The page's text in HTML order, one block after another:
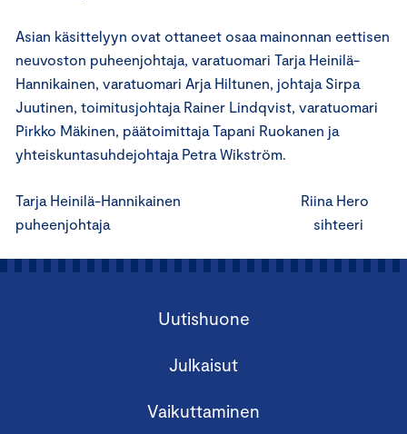
Asian käsittelyyn ovat ottaneet osaa mainonnan eettisen
neuvoston puheenjohtaja, varatuomari Tarja Heinilä-
Hannikainen, varatuomari Arja Hiltunen, johtaja Sirpa
Juutinen, toimitusjohtaja Rainer Lindqvist, varatuomari
Pirkko Mäkinen, päätoimittaja Tapani Ruokanen ja
yhteiskuntasuhdejohtaja Petra Wikström.
Tarja Heinilä-Hannikainen Riina Hero
puheenjohtaja sihteeri
Uutishuone
Julkaisut
Vaikuttaminen